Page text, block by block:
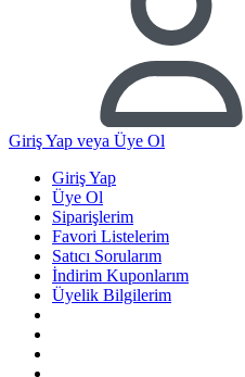
Giriş Yap veya Üye Ol
Giriş Yap
Üye Ol
Siparişlerim
Favori Listelerim
Satıcı Sorularım
İndirim Kuponlarım
Üyelik Bilgilerim